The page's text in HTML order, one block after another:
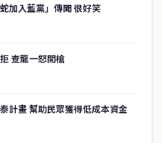
加入藍黨」傳聞 很好笑
查龍一怒開槍
計畫 幫助民眾獲得低成本資金